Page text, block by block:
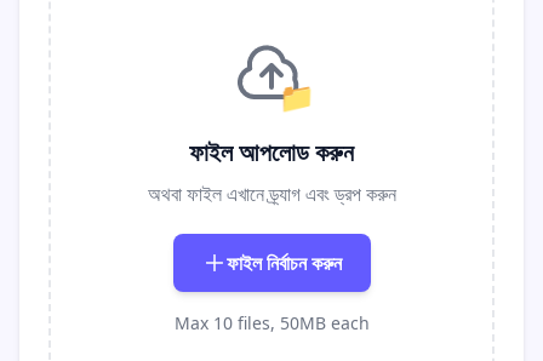
📁
ফাইল আপলোড করুন
অথবা ফাইল এখানে ড্র্যাগ এবং ড্রপ করুন
ফাইল নির্বাচন করুন
Max 10 files, 50MB each